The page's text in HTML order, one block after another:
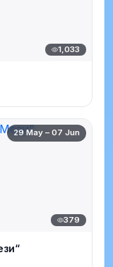
1,033
29 May – 07 Jun
379